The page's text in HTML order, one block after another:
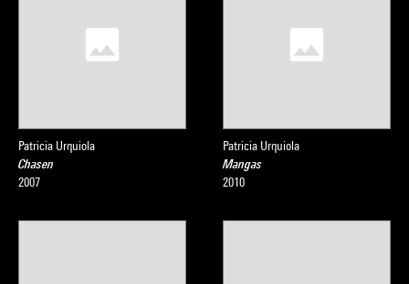
Patricia Urquiola
Chasen
2007
Patricia Urquiola
Mangas
2010